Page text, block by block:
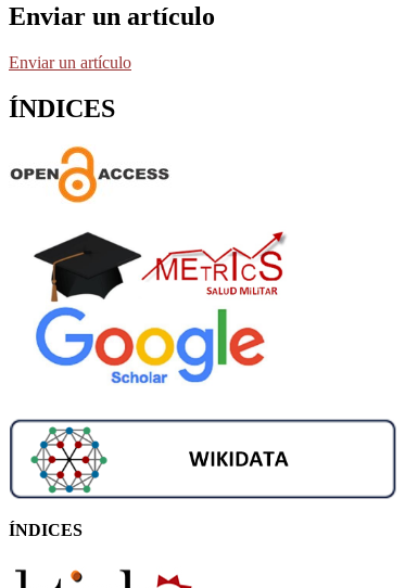
Enviar un artículo
Enviar un artículo
ÍNDICES
ÍNDICES